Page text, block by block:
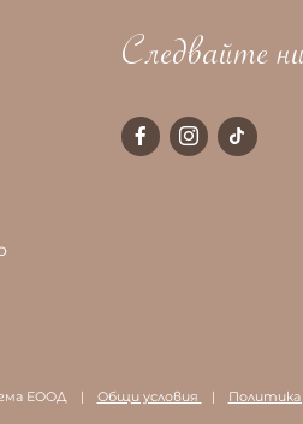
Следвайте ни
ЕООД | Общи условия |